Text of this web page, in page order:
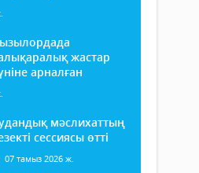
жастар
арналған
мәслихаттың
сессиясы өтті
07 тамыз 2026 ж.